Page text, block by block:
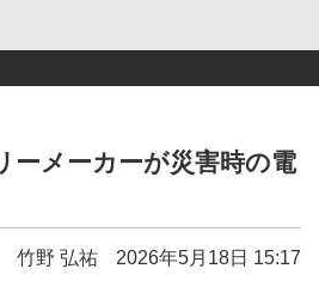
ーメーカーが災害時の電
竹野 弘祐 2026年5月18日 15:17